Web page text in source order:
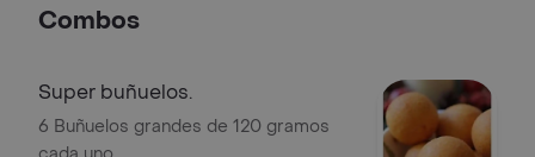
Combos
Super buñuelos.
6 Buñuelos grandes de 120 gramos